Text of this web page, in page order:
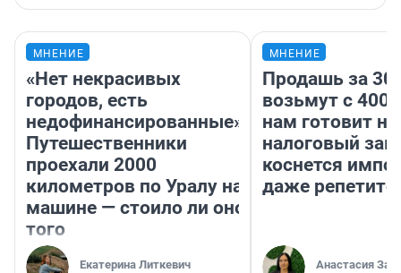
МНЕНИЕ
«Нет некрасивых
городов, есть
недофинансированные».
Путешественники
проехали 2000
километров по Уралу на
машине — стоило ли оно
того
Екатерина Литкевич
МНЕНИЕ
Продашь за
возьмут с
нам готовит
налоговый
коснется
даже
Анастасия